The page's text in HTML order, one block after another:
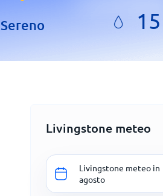
Sereno 15
Livingstone meteo
Livingstone meteo in
agosto